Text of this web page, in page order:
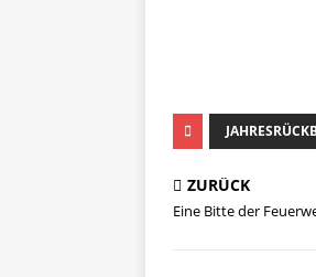
ZURÜCK
Eine Bitte der